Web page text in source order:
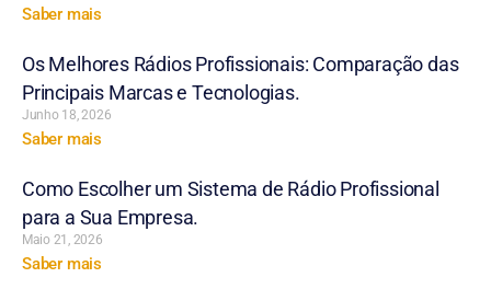
Saber mais
Os Melhores Rádios Profissionais: Comparação das
Principais Marcas e Tecnologias.
Junho 18, 2026
Saber mais
Como Escolher um Sistema de Rádio Profissional
para a Sua Empresa.
Maio 21, 2026
Saber mais